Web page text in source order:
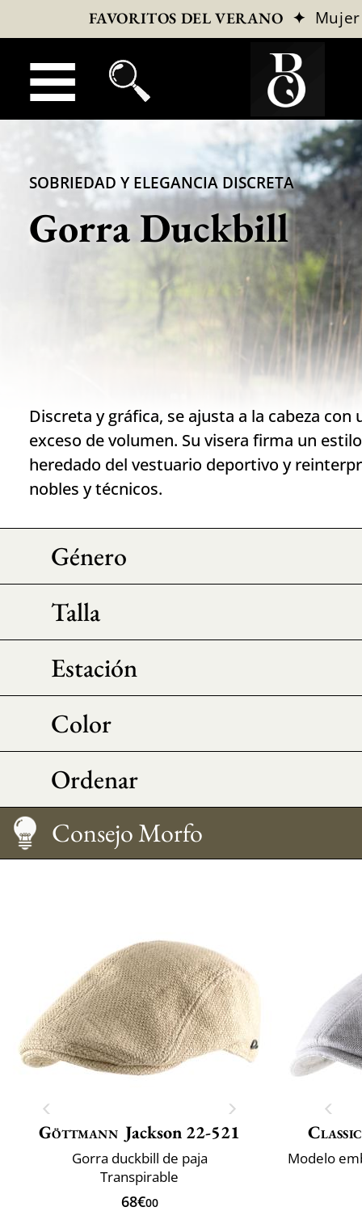
FAVORITOS DEL VERANO ✦ Mujer
SOBRIEDAD Y ELEGANCIA DISCRETA
Gorra Duckbill
Discreta y gráfica, se ajusta a la cabeza
exceso de volumen. Su visera firma un
heredado del vestuario deportivo y
nobles y técnicos.
Género
Talla
Estación
Color
Ordenar
Mantenimiento
Medir su talla
Göttmann Jackson 22-521
Gorra duckbill de paja
Transpirable
68€00